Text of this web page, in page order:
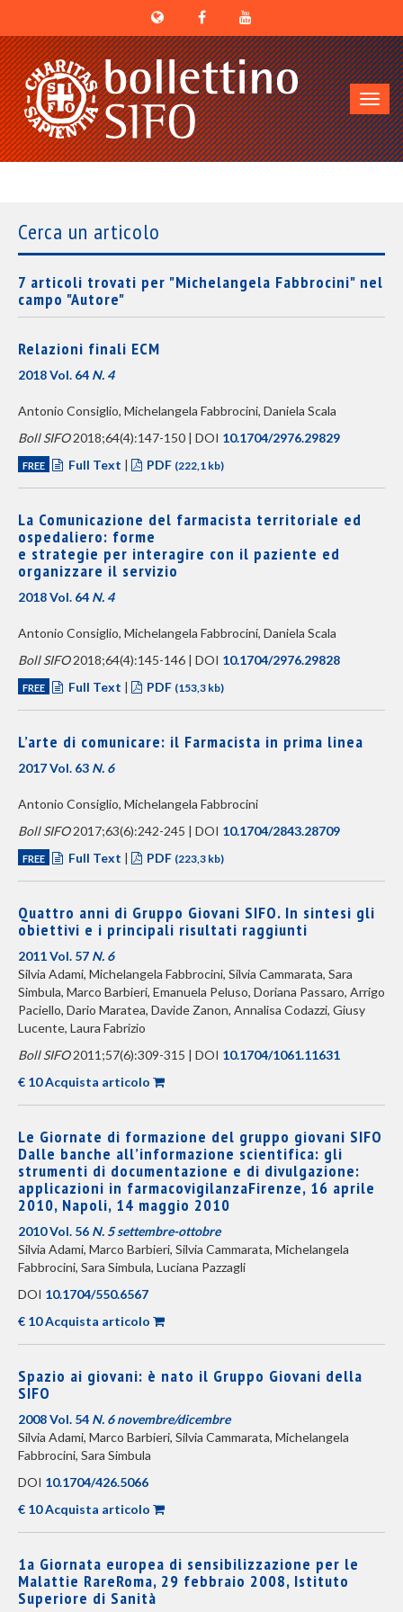
Cerca un articolo
7 articoli trovati per "Michelangela Fabbrocini" nel
campo "Autore"
Relazioni finali ECM
2018 Vol. 64 N. 4
Antonio Consiglio, Michelangela Fabbrocini, Daniela Scala
Boll SIFO2018;64(4):147-150 | DOI 10.1704/2976.29829
FREE Full Text | PDF (222,1 kb)
La Comunicazione del farmacista territoriale ed
ospedaliero: forme
e strategie per interagire con il paziente ed
organizzare il servizio
2018 Vol. 64 N. 4
Antonio Consiglio, Michelangela Fabbrocini, Daniela Scala
Boll SIFO2018;64(4):145-146 | DOI 10.1704/2976.29828
FREE Full Text | PDF (153,3 kb)
L’arte di comunicare: il Farmacista in prima linea
2017 Vol. 63 N. 6
Antonio Consiglio, Michelangela Fabbrocini
Boll SIFO2017;63(6):242-245 | DOI 10.1704/2843.28709
FREE Full Text | PDF (223,3 kb)
Quattro anni di Gruppo Giovani SIFO. In sintesi gli
obiettivi e i principali risultati raggiunti
2011 Vol. 57 N. 6
Silvia Adami, Michelangela Fabbrocini, Silvia Cammarata, Sara
Simbula, Marco Barbieri, Emanuela Peluso, Doriana Passaro, Arrigo
Paciello, Dario Maratea, Davide Zanon, Annalisa Codazzi, Giusy
Lucente, Laura Fabrizio
Boll SIFO2011;57(6):309-315 | DOI 10.1704/1061.11631
€ 10 Acquista articolo
Le Giornate di formazione del gruppo giovani SIFO
Dalle banche all’informazione scientifica: gli
strumenti di documentazione e di divulgazione:
applicazioni in farmacovigilanzaFirenze, 16 aprile
2010, Napoli, 14 maggio 2010
2010 Vol. 56 N. 5 settembre-ottobre
Silvia Adami, Marco Barbieri, Silvia Cammarata, Michelangela
Fabbrocini, Sara Simbula, Luciana Pazzagli
DOI 10.1704/550.6567
€ 10 Acquista articolo
Spazio ai giovani: è nato il Gruppo Giovani della
SIFO
2008 Vol. 54 N. 6 novembre/dicembre
Silvia Adami, Marco Barbieri, Silvia Cammarata, Michelangela
Fabbrocini, Sara Simbula
DOI 10.1704/426.5066
€ 10 Acquista articolo
1a Giornata europea di sensibilizzazione per le
Malattie RareRoma, 29 febbraio 2008, Istituto
Superiore di Sanità